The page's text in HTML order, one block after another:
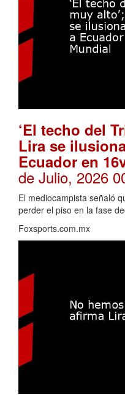
‘El techo del
Lira se
Ecuador en
de Julio, 2026
El mediocampista señaló
perder el piso en la fase
Foxsports.com.mx